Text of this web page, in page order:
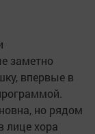
заметно
впервые в
но рядом
лице хора